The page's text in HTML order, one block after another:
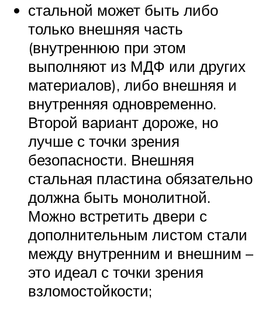
стальной может быть либо
только внешняя часть
(внутреннюю при этом
выполняют из МДФ или других
материалов), либо внешняя и
внутренняя одновременно.
Второй вариант дороже, но
лучше с точки зрения
безопасности. Внешняя
стальная пластина обязательно
должна быть монолитной.
Можно встретить двери с
дополнительным листом стали
между внутренним и внешним –
это идеал с точки зрения
взломостойкости;